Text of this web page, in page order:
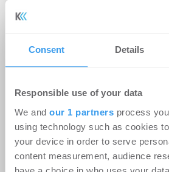
Consent Details
Responsible use of your data
We and our 1 partnersprocess
using technology such as cookies
your device in order to serve
content measurement, audience